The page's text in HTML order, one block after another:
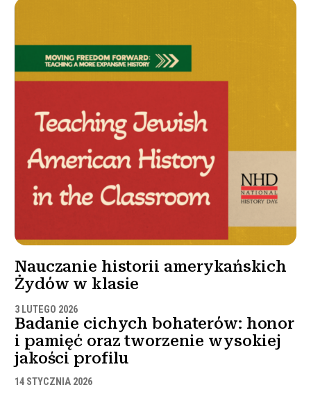
Nauczanie historii amerykańskich
Żydów w klasie
3 LUTEGO 2026
Badanie cichych bohaterów: honor
i pamięć oraz tworzenie wysokiej
jakości profilu
14 STYCZNIA 2026